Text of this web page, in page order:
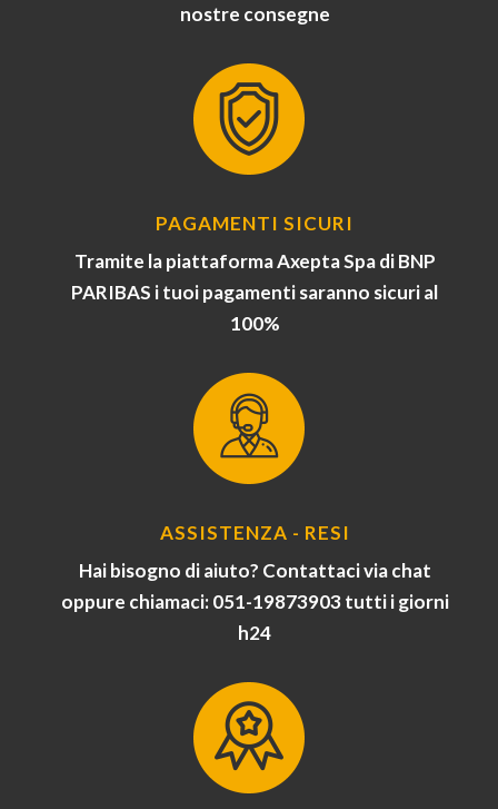
nostre consegne
PAGAMENTI SICURI
Tramite la piattaforma Axepta Spa di BNP
PARIBAS i tuoi pagamenti saranno sicuri al
100%
ASSISTENZA - RESI
Hai bisogno di aiuto? Contattaci via chat
oppure chiamaci: 051-19873903 tutti i giorni
h24